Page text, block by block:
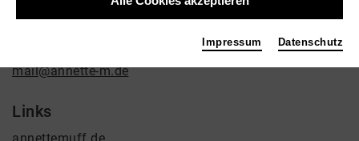
mail@annette-m.de
Links
Impressum Datenschutz